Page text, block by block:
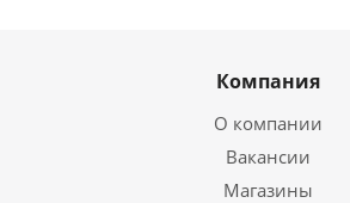
Компания
О компании
Вакансии
Магазины